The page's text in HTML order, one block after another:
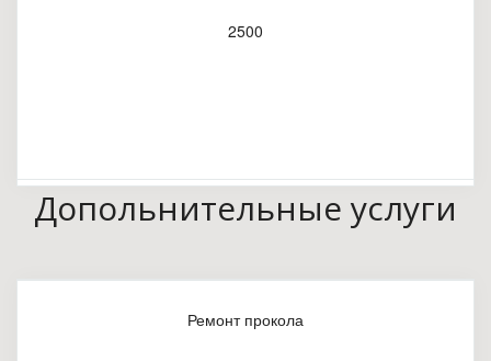
2500
Допольнительные услуги
Ремонт прокола